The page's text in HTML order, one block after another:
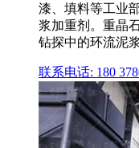
漆、填料等工业
浆加重剂。重晶
钻探中的环流泥
联系电话: 180